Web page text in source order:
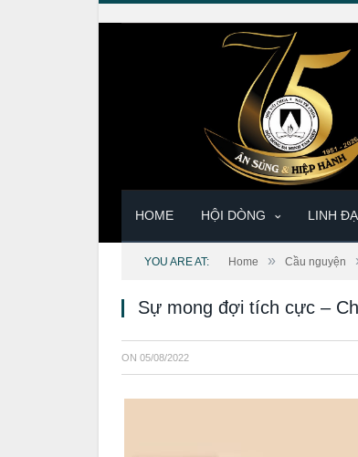
YOU ARE AT: Home » Cầu nguyện
Sự mong đợi tích cực –